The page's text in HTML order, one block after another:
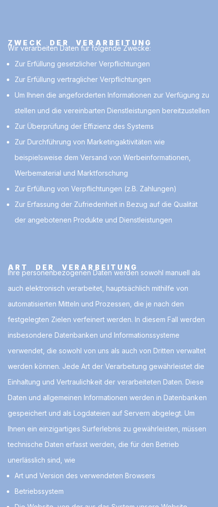
ZWECK DER VERARBEITUNG
Wir verarbeiten Daten für folgende Zwecke:
Zur Erfüllung gesetzlicher Verpflichtungen
Zur Erfüllung vertraglicher Verpflichtungen
Um Ihnen die angeforderten Informationen zur Verfügung zu
stellen und die vereinbarten Dienstleistungen bereitzustellen
Zur Überprüfung der Effizienz des Systems
Zur Durchführung von Marketingaktivitäten wie
beispielsweise dem Versand von Werbeinformationen,
Werbematerial und Marktforschung
Zur Erfüllung von Verpflichtungen (z.B. Zahlungen)
Zur Erfassung der Zufriedenheit in Bezug auf die Qualität
der angebotenen Produkte und Dienstleistungen
ART DER VERARBEITUNG
Ihre personenbezogenen Daten werden sowohl manuell als
auch elektronisch verarbeitet, hauptsächlich mithilfe von
automatisierten Mitteln und Prozessen, die je nach den
festgelegten Zielen verfeinert werden. In diesem Fall werden
insbesondere Datenbanken und Informationssysteme
verwendet, die sowohl von uns als auch von Dritten verwaltet
werden können. Jede Art der Verarbeitung gewährleistet die
Einhaltung und Vertraulichkeit der verarbeiteten Daten. Diese
Daten und allgemeinen Informationen werden in Datenbanken
gespeichert und als Logdateien auf Servern abgelegt. Um
Ihnen ein einzigartiges Surferlebnis zu gewährleisten, müssen
technische Daten erfasst werden, die für den Betrieb
unerlässlich sind, wie
Art und Version des verwendeten Browsers
Betriebssystem